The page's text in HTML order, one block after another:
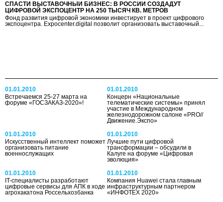
СПАСТИ ВЫСТАВОЧНЫЙ БИЗНЕС: В РОССИИ СОЗДАДУТ
ЦИФРОВОЙ ЭКСПОЦЕНТР НА 250 ТЫСЯЧ КВ. МЕТРОВ
Фонд развития цифровой экономики инвестирует в проект цифрового
экспоцентра. Expocenter.digital позволит организовать выставочный...
01.01.2010
Встречаемся 25-27 марта на
форуме «ГОСЗАКАЗ-2020»!
01.01.2010
Концерн «Национальные
телематические системы» принял
участие в Международном
железнодорожном салоне «PRO//
Движение.Экспо»
01.01.2010
Искусственный интеллект поможет
организовать питание
военнослужащих
01.01.2010
Лучшие пути цифровой
трансформации – обсудили в
Калуге на форуме «Цифровая
эволюция»
01.01.2010
IT-специалисты разработают
цифровые сервисы для АПК в ходе
агрохакатона Россельхозбанка
01.01.2010
Компания Huawei стала главным
инфраструктурным партнером
«ИНФОТЕХ 2020»